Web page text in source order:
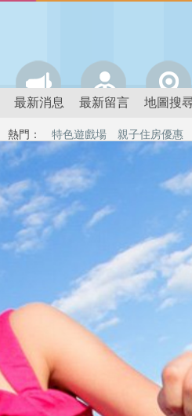
最新消息 最新留言 地圖搜
熱門： 特色遊戲場 親子住房優惠